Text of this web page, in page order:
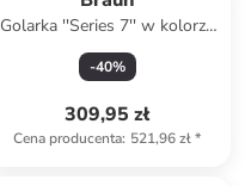
Golarka ''Series 7'' w kolorze
szarym do ciała
-40%
309,95 zł
Cena producenta: 521,96 zł*